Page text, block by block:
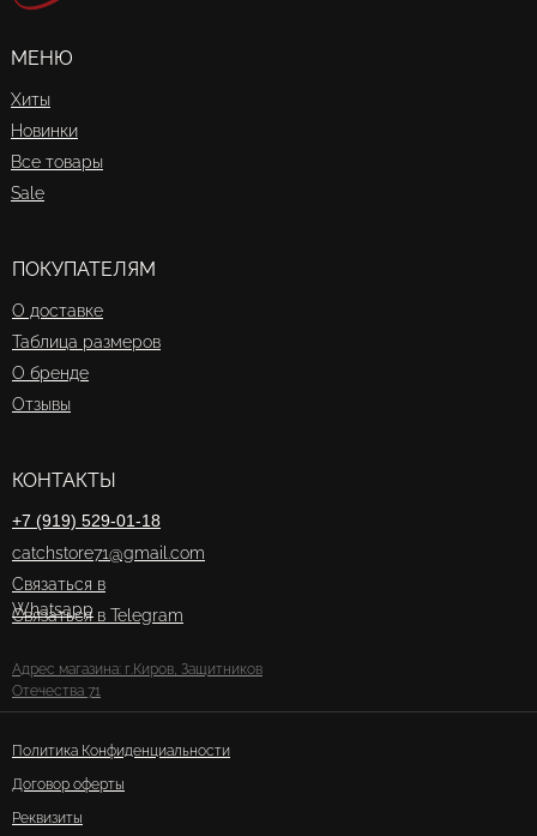
МЕНЮ
ПОКУПАТЕЛЯМ
КОНТАКТЫ
Хиты
О доставке
+7 (919) 529-01-18
Все товары
О бренде
Связаться в
Whatsapp
Новинки
Таблица размеров
catchstore71@gmail.com
Sale
Отзывы
Связаться в Telegram
Политика Конфиденциальности
Адрес магазина: г.Киров, Защитников
Отечества 71
Договор оферты
Реквизиты